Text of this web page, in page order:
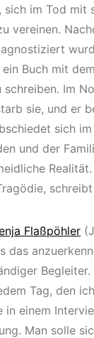
im Tod mit
vereinen.
Buch mit
schreiben. Im
sie, und er
sich
und der
schreibt
Flaßpöhler
das
Tag, den
in einem
Man solle